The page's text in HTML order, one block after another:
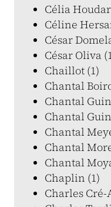
Célia
Céline
César
César Oliva
Chaillot (1)
Chantal
Chantal
Chantal
Chantal
Chantal
Chantal
Chaplin (1)
Charles Cré-